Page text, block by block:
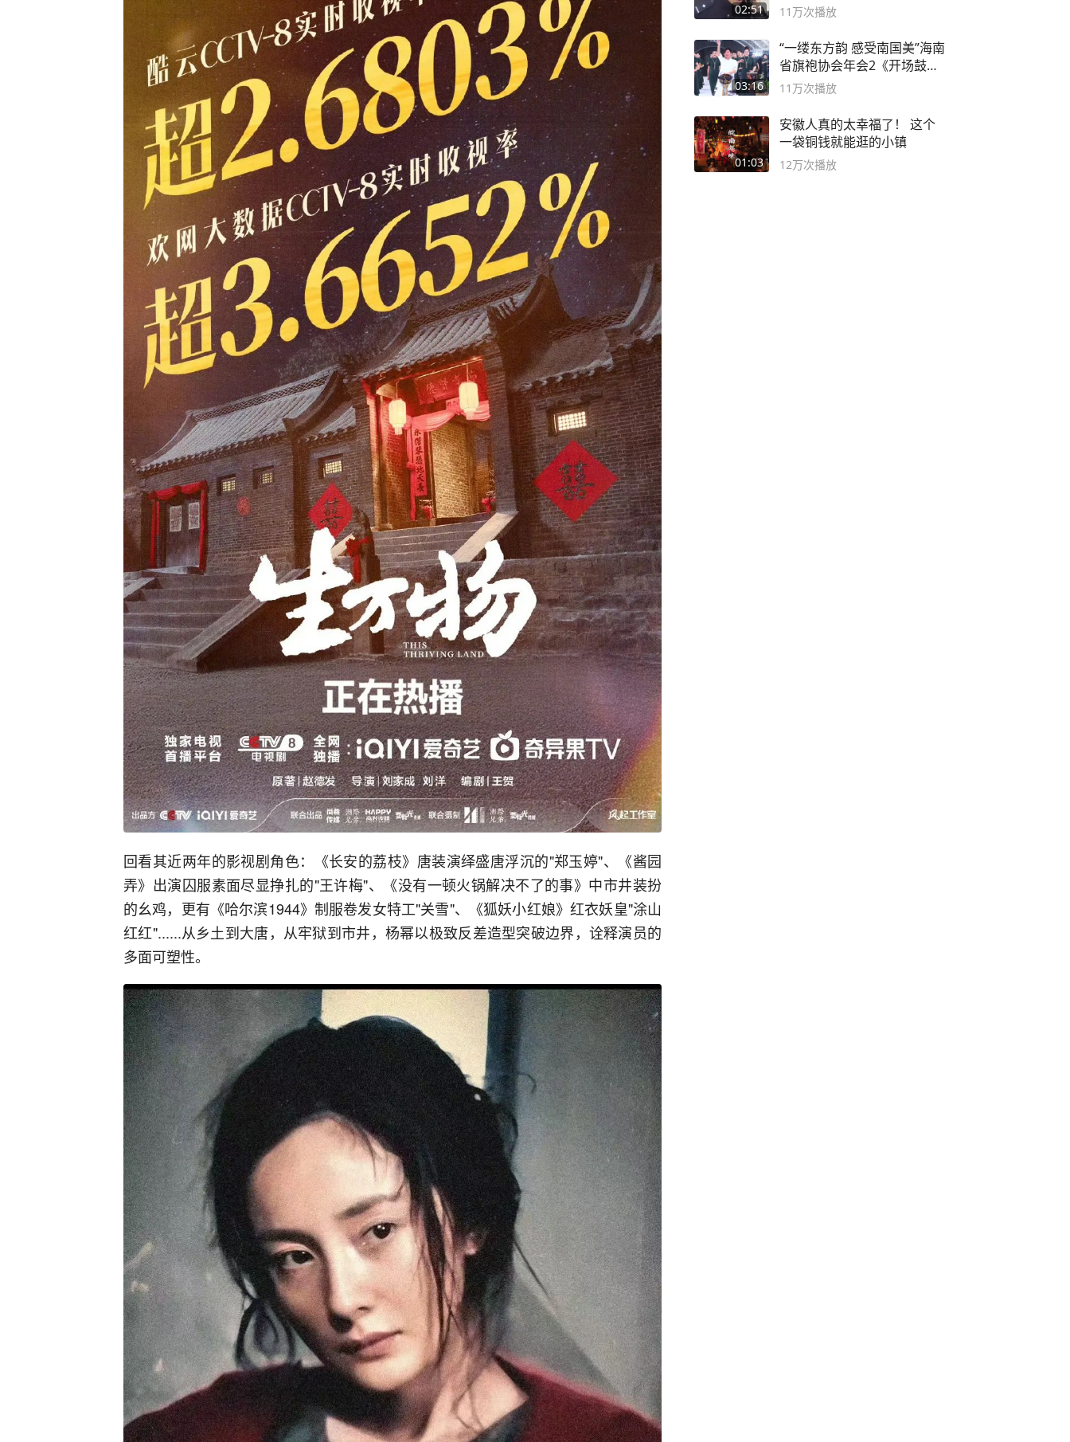
回看其近两年的影视剧角色：《长安的荔枝》唐装演绎盛唐浮沉的"郑玉婷"、《酱园
弄》出演囚服素面尽显挣扎的"王许梅"、《没有一顿火锅解决不了的事》中市井装扮
的幺鸡，更有《哈尔滨1944》制服卷发女特工"关雪"、《狐妖小红娘》红衣妖皇"涂山
红红"......从乡土到大唐，从牢狱到市井，杨幂以极致反差造型突破边界，诠释演员的
多面可塑性。
02:51 11万次播放
03:16
“一缕东方韵 感受南国美”海南
省旗袍协会年会2《开场鼓》
二团
11万次播放
01:03
安徽人真的太幸福了！ 这个
一袋铜钱就能逛的小镇
12万次播放